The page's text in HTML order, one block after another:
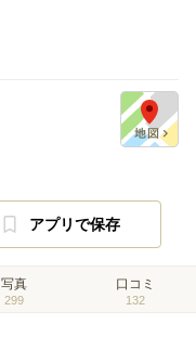
アプリで保存
写真
299
口コミ
132